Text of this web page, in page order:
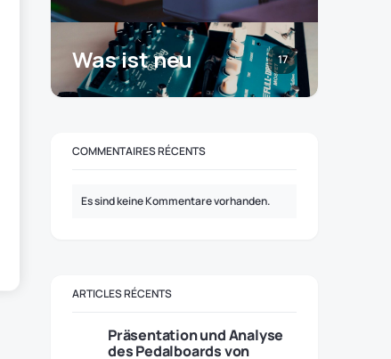
Was ist neu 17
COMMENTAIRES RÉCENTS
Es sind keine Kommentare vorhanden.
ARTICLES RÉCENTS
Präsentation und Analyse
des Pedalboards von